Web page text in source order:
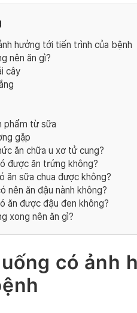
hưởng tới tiến trình của bệnh
nên ăn gì?
cây
phẩm từ sữa
gặp
ăn chữa u xơ tử cung?
được ăn trứng không?
ăn sữa chua được không?
nên ăn đậu nành không?
ăn được đậu đen không?
xong nên ăn gì?
có ảnh